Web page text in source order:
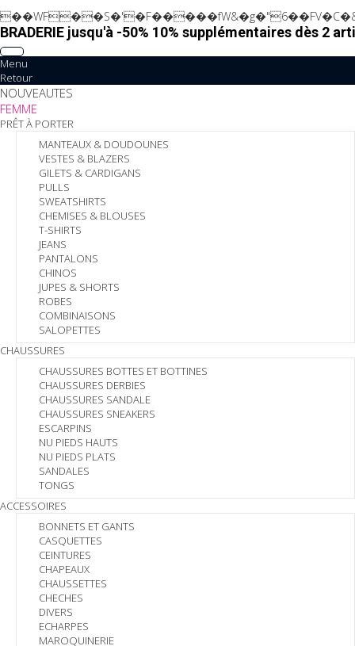
BRADERIE jusqu'à -50% 10% supplémentaires dès 2
Menu
Retour
NOUVEAUTES
FEMME
PRÊT À PORTER
MANTEAUX & DOUDOUNES
VESTES & BLAZERS
GILETS & CARDIGANS
PULLS
SWEATSHIRTS
CHEMISES & BLOUSES
T-SHIRTS
JEANS
PANTALONS
CHINOS
JUPES & SHORTS
ROBES
COMBINAISONS
SALOPETTES
CHAUSSURES
CHAUSSURES BOTTES ET BOTTINES
CHAUSSURES DERBIES
CHAUSSURES SANDALE
CHAUSSURES SNEAKERS
ESCARPINS
NU PIEDS HAUTS
NU PIEDS PLATS
SANDALES
TONGS
ACCESSOIRES
BONNETS ET GANTS
CASQUETTES
CEINTURES
CHAPEAUX
CHAUSSETTES
CHECHES
DIVERS
ECHARPES
MAROQUINERIE